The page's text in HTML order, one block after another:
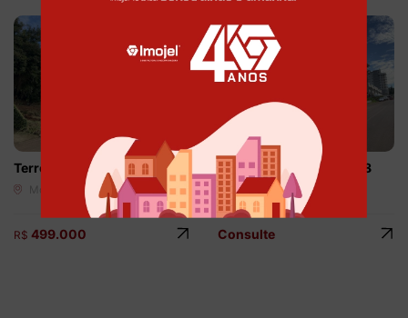
Terreno Comercial – V69
Montanha - Lajeado
R$ 499.000
Terreno Comercial – V68
Montanha - Lajeado
Consulte